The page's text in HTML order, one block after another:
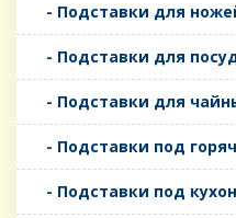
- Подставки для
- Подставки для
- Подставки для
- Подставки под
- Подставки под